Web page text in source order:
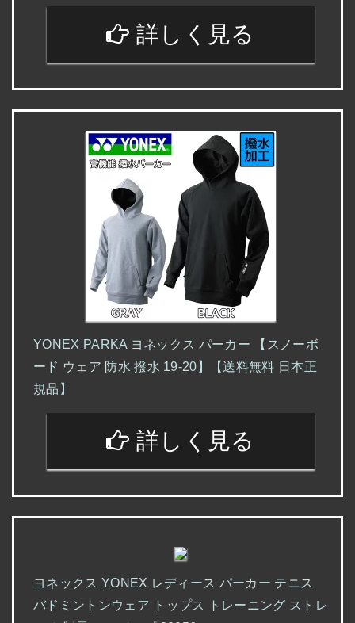
詳しく見る
YONEX PARKA ヨネックス パーカー 【スノーボ
ード ウェア 防水 撥水 19-20】【送料無料 日本正
規品】
詳しく見る
ヨネックス YONEX レディース パーカー テニス
バドミントンウェア トップス トレーニング ストレ